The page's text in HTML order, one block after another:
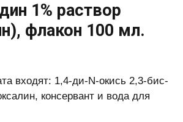
1% раствор
флакон 100 мл.
входят: 1,4-ди-N-окись 2,3-бис-
консервант и вода для